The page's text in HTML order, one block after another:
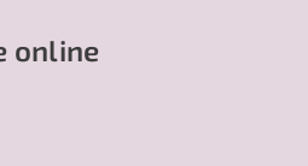
online